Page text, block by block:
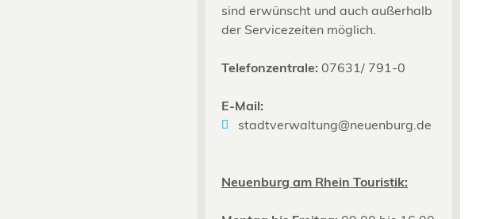
sind erwünscht und auch außerhalb
der Servicezeiten möglich.
Telefonzentrale: 07631/ 791-0
E-Mail:
stadtverwaltung@neuenburg.de
Neuenburg am Rhein Touristik: